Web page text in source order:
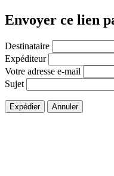
Envoyer ce lien
Destinataire
Expéditeur
Votre adresse e-mail
Sujet
Expédier Annuler